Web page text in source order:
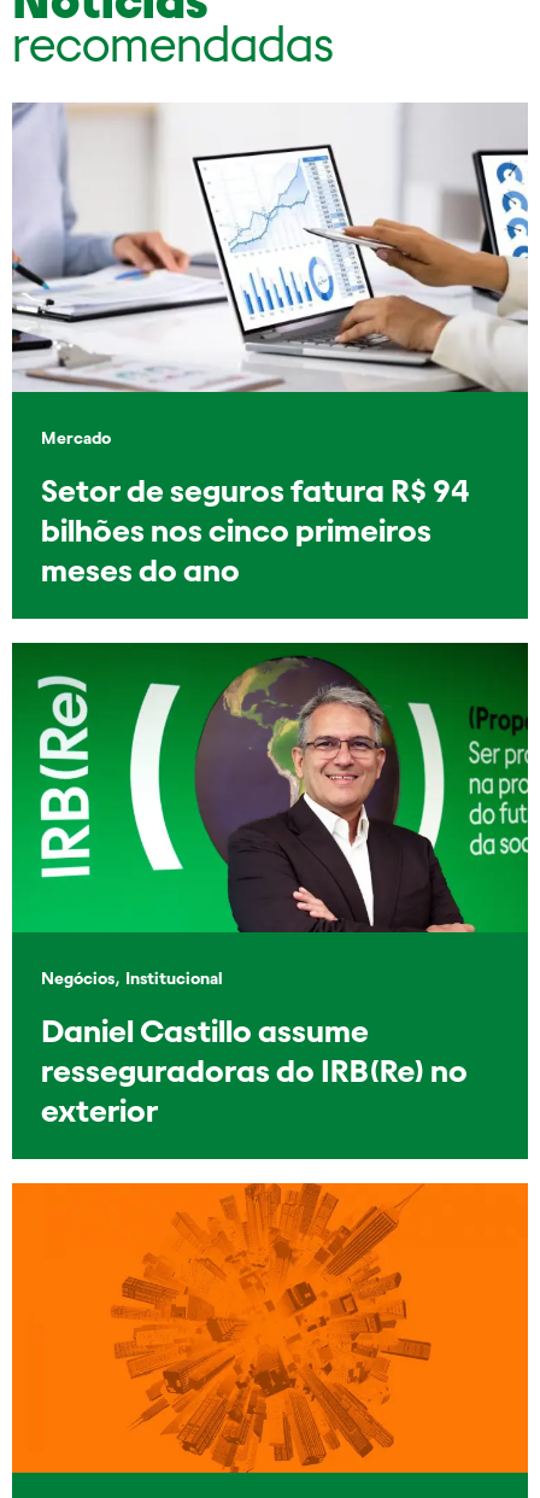
recomendadas
Mercado
Setor de seguros fatura R$ 94
bilhões nos cinco primeiros
meses do ano
Negócios, Institucional
Daniel Castillo assume
resseguradoras do IRB(Re) no
exterior